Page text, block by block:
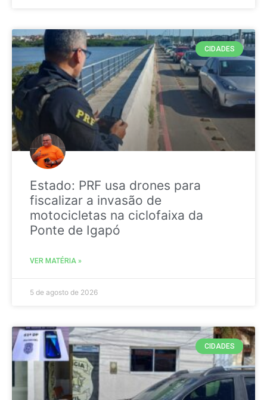
CIDADES
Estado: PRF usa drones para
fiscalizar a invasão de
motocicletas na ciclofaixa da
Ponte de Igapó
VER MATÉRIA »
5 de agosto de 2026
CIDADES